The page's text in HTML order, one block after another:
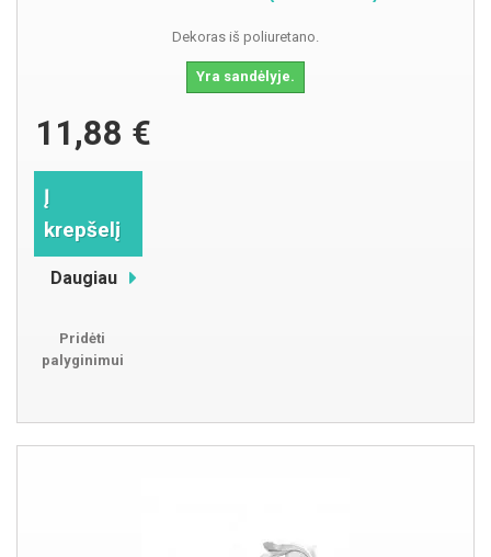
Dekoras iš poliuretano.
Yra sandėlyje.
11,88 €
Į
krepšelį
Daugiau
Pridėti
palyginimui